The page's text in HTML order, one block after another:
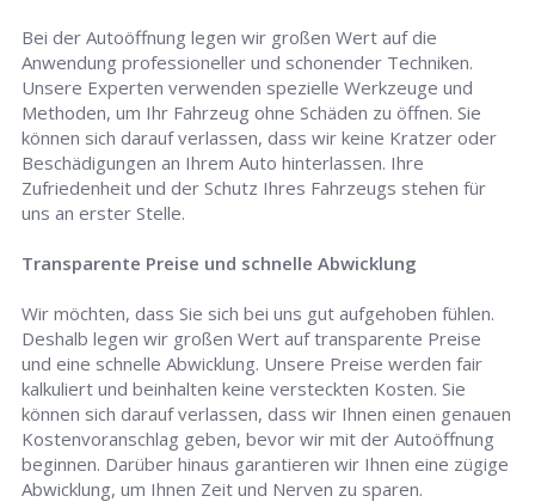
Bei der Autoöffnung legen wir großen Wert auf die
Anwendung professioneller und schonender Techniken.
Unsere Experten verwenden spezielle Werkzeuge und
Methoden, um Ihr Fahrzeug ohne Schäden zu öffnen. Sie
können sich darauf verlassen, dass wir keine Kratzer oder
Beschädigungen an Ihrem Auto hinterlassen. Ihre
Zufriedenheit und der Schutz Ihres Fahrzeugs stehen für
uns an erster Stelle.
Transparente Preise und schnelle Abwicklung
Wir möchten, dass Sie sich bei uns gut aufgehoben fühlen.
Deshalb legen wir großen Wert auf transparente Preise
und eine schnelle Abwicklung. Unsere Preise werden fair
kalkuliert und beinhalten keine versteckten Kosten. Sie
können sich darauf verlassen, dass wir Ihnen einen genauen
Kostenvoranschlag geben, bevor wir mit der Autoöffnung
beginnen. Darüber hinaus garantieren wir Ihnen eine zügige
Abwicklung, um Ihnen Zeit und Nerven zu sparen.